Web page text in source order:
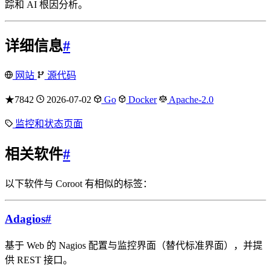
踪和 AI 根因分析。
详细信息#
网站 源代码
★7842 2026-07-02 Go Docker Apache-2.0
监控和状态页面
相关软件#
以下软件与 Coroot 有相似的标签：
Adagios#
基于 Web 的 Nagios 配置与监控界面（替代标准界面），并提
供 REST 接口。